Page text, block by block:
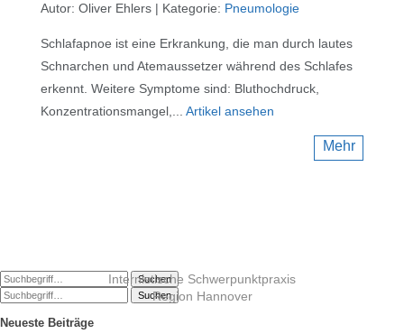
Autor: Oliver Ehlers| Kategorie: Pneumologie
Schlafapnoe ist eine Erkrankung, die man durch lautes
Schnarchen und Atemaussetzer während des Schlafes
erkennt. Weitere Symptome sind: Bluthochdruck,
Konzentrationsmangel,... Artikel ansehen
Mehr
Suchen
Suchen
Neueste Beiträge
Internistische Schwerpunktpraxis
Region Hannover